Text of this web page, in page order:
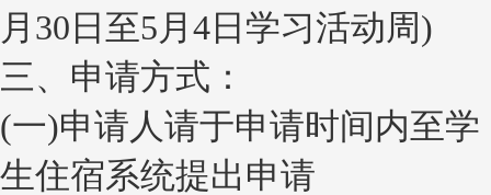
月30日至5月4日学习活动周)
三、申请方式：
(一)申请人请于申请时间内至学
生住宿系统提出申请